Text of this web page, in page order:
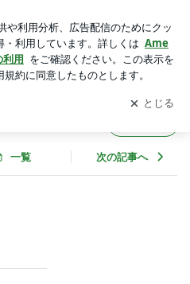
グの更新通知
を受け取りまし
開く
一覧 次の記事へ